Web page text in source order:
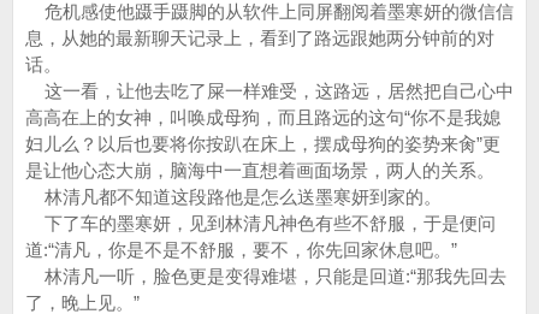
危机感使他蹑手蹑脚的从软件上同屏翻阅着墨寒妍的微信信
息，从她的最新聊天记录上，看到了路远跟她两分钟前的对
话。
这一看，让他去吃了屎一样难受，这路远，居然把自己心中
高高在上的女神，叫唤成母狗，而且路远的这句“你不是我媳
妇儿么？以后也要将你按趴在床上，摆成母狗的姿势来肏”更
是让他心态大崩，脑海中一直想着画面场景，两人的关系。
林清凡都不知道这段路他是怎么送墨寒妍到家的。
下了车的墨寒妍，见到林清凡神色有些不舒服，于是便问
道:“清凡，你是不是不舒服，要不，你先回家休息吧。”
林清凡一听，脸色更是变得难堪，只能是回道:“那我先回去
了，晚上见。”